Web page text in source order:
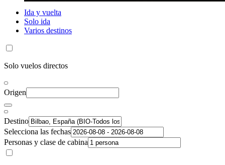
Ida y vuelta
Solo ida
Varios destinos
Solo vuelos directos
Origen
Destino
Selecciona las fechas
Personas y clase de cabina